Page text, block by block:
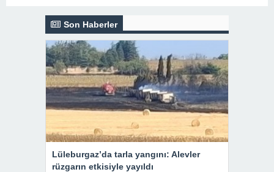
Son Haberler
Lüleburgaz’da tarla yangını: Alevler
rüzgarın etkisiyle yayıldı